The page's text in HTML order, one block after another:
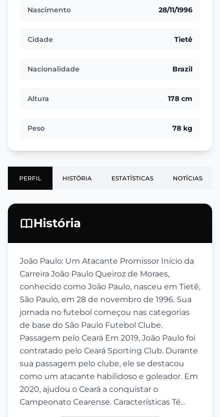
Nascimento 28/11/1996
Cidade Tietê
Nacionalidade Brazil
Altura 178 cm
Peso 78 kg
PERFIL HISTÓRIA ESTATÍSTICAS NOTÍCIAS
História
João Paulo: Um Atacante Promissor Início da
Carreira João Paulo Queiroz de Moraes,
conhecido como João Paulo, nasceu em Tietê,
São Paulo, em 28 de novembro de 1996. Sua
jornada no futebol começou nas categorias
de base do São Paulo Futebol Clube.
Passagem pelo Ceará Em 2019, João Paulo foi
contratado pelo Ceará Sporting Club. Durante
sua passagem pelo clube, ele se destacou
como um atacante habilidoso e goleador. Em
2020, ajudou o Ceará a conquistar o
Campeonato Cearense. Características Té...